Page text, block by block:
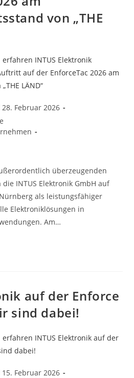
von „THE
28. Februar 2026
überzeugenden
INTUS Elektronik GmbH auf
als leistungsfähiger
Elektroniklösungen in
Am…
auf der Enforce
sind dabei!
15. Februar 2026